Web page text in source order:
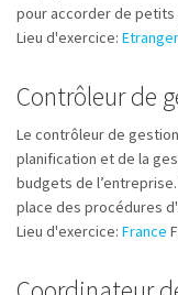
pour accorder de
Lieu d'exercice: Etranger
Contrôleur de
Le contrôleur de
planification et de la
budgets de
place des procédures
Lieu d'exercice: France